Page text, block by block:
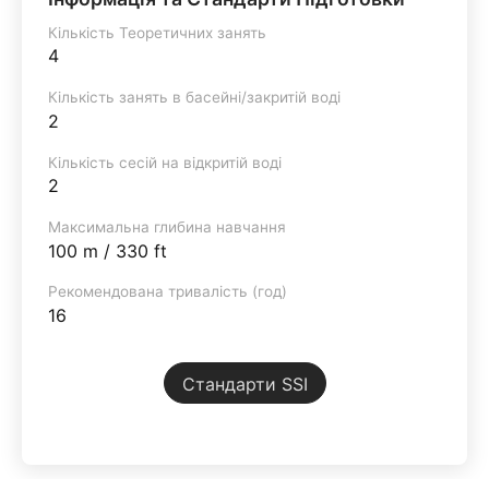
Кількість Теоретичних занять
4
Кількість занять в басейні/закритій воді
2
Кількість сесій на відкритій воді
2
Максимальна глибина навчання
100 m / 330 ft
Рекомендована тривалість (год)
16
Стандарти SSI